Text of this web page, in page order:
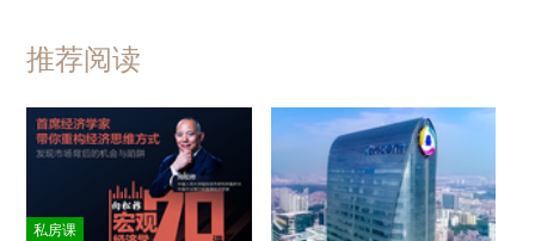
推荐阅读
私房课